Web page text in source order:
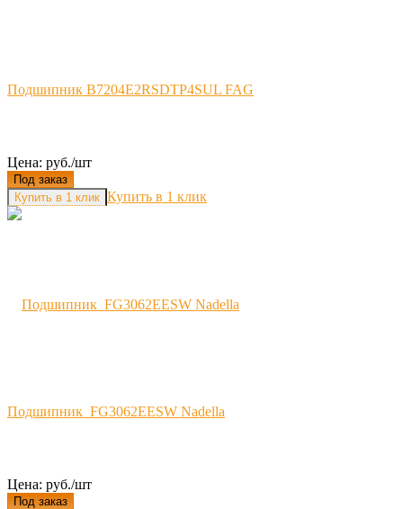
Подшипник B7204E2RSDTP4SUL FAG
Цена: руб./шт
Под заказ
Купить в 1 клик
Подшипник FG3062EESW Nadella
Цена: руб./шт
Под заказ